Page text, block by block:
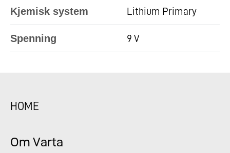
Kjemisk system Lithium Primary
Spenning 9 V
HOME
Om Varta